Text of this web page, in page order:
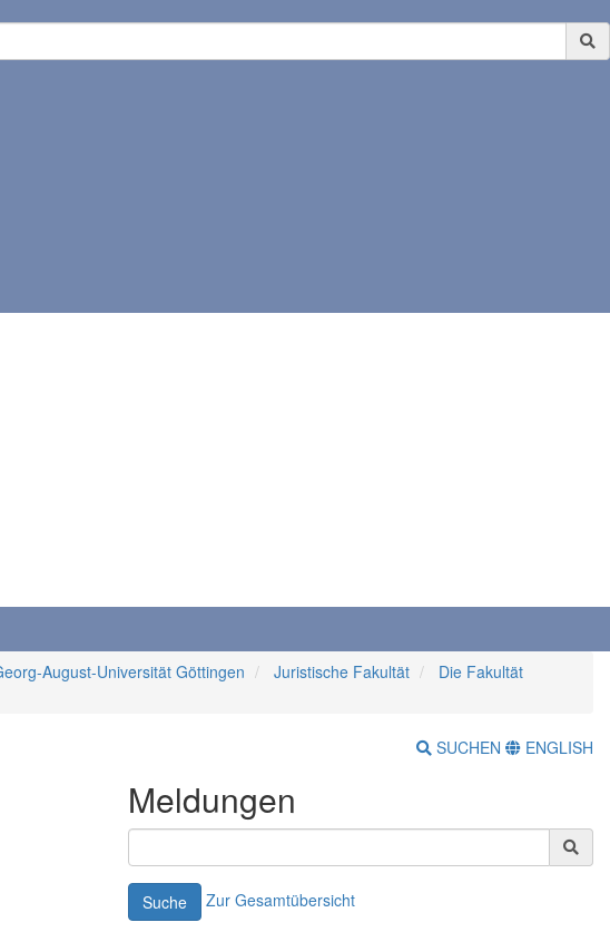
August-Universität Göttingen Juristische Fakultät
Die Fakultät
SUCHEN ENGLISH
Meldungen
Suche Zur Gesamtübersicht